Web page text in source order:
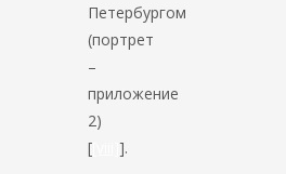
Петербургом
(портрет
–
приложение
2)
[ [viii]].